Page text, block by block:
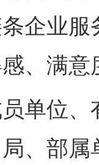
企业
、满意
位、
、部一纸欠